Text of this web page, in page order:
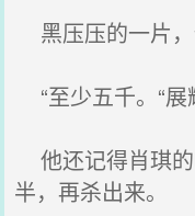
黑压压的一片，
“至少五千。“展
他还记得肖琪
半，再杀出来。